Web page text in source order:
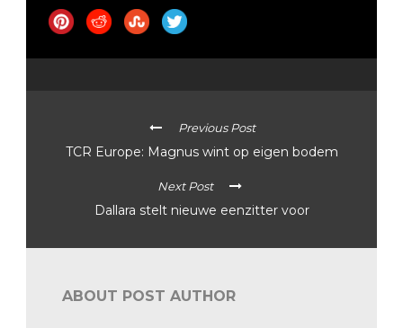
Previous Post
TCR Europe: Magnus wint op eigen bodem
Next Post
Dallara stelt nieuwe eenzitter voor
ABOUT POST AUTHOR